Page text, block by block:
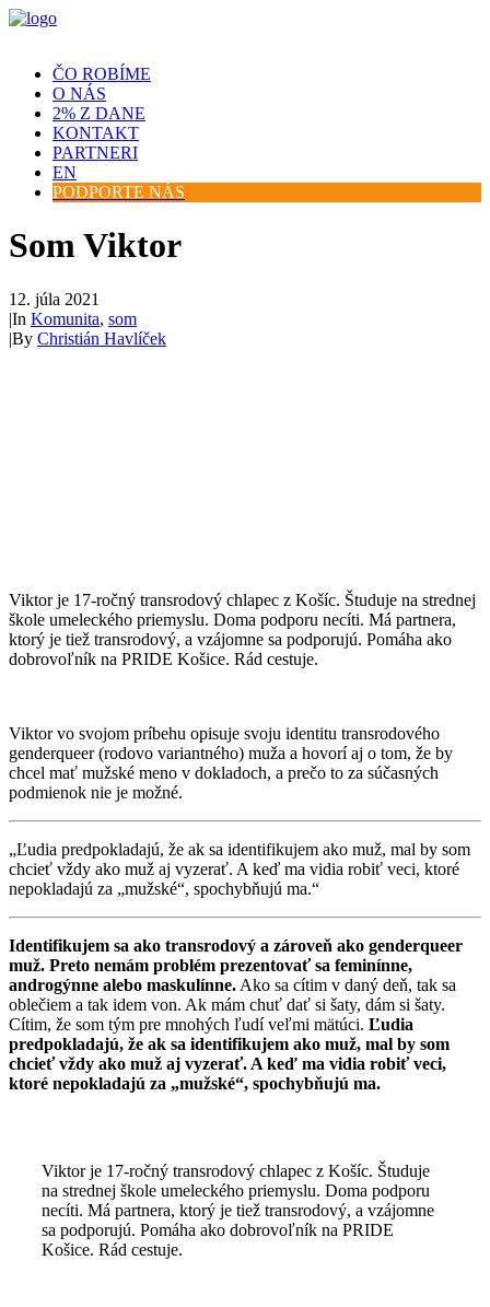
ČO ROBÍME
O NÁS
2% Z DANE
KONTAKT
PARTNERI
EN
PODPORTE NÁS
Som Viktor
12. júla 2021
|In Komunita, som
|By Christián Havlíček
Viktor je 17-ročný transrodový chlapec z Košíc. Študuje na strednej
škole umeleckého priemyslu. Doma podporu necíti. Má partnera,
ktorý je tiež transrodový, a vzájomne sa podporujú. Pomáha ako
dobrovoľník na PRIDE Košice. Rád cestuje.
Viktor vo svojom príbehu opisuje svoju identitu transrodového
genderqueer (rodovo variantného) muža a hovorí aj o tom, že by
chcel mať mužské meno v dokladoch, a prečo to za súčasných
podmienok nie je možné.
„Ľudia predpokladajú, že ak sa identifikujem ako muž, mal by som
chcieť vždy ako muž aj vyzerať. A keď ma vidia robiť veci, ktoré
nepokladajú za „mužské“, spochybňujú ma.“
Identifikujem sa ako transrodový a zároveň ako genderqueer
muž. Preto nemám problém prezentovať sa feminínne,
androgýnne alebo maskulínne.Ako sa cítim v daný deň, tak sa
oblečiem a tak idem von. Ak mám chuť dať si šaty, dám si šaty.
Cítim, že som tým pre mnohých ľudí veľmi mätúci. Ľudia
predpokladajú, že ak sa identifikujem ako muž, mal by som
chcieť vždy ako muž aj vyzerať. A keď ma vidia robiť veci,
ktoré nepokladajú za „mužské“, spochybňujú ma.
Viktor je 17-ročný transrodový chlapec z Košíc. Študuje
na strednej škole umeleckého priemyslu. Doma podporu
necíti. Má partnera, ktorý je tiež transrodový, a vzájomne
sa podporujú. Pomáha ako dobrovoľník na PRIDE
Košice. Rád cestuje.